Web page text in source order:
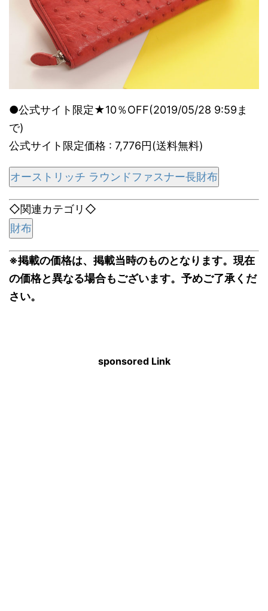
●公式サイト限定★10％OFF(2019/05/28 9:59ま
で)
公式サイト限定価格 : 7,776円(送料無料)
オーストリッチ ラウンドファスナー長財布
◇関連カテゴリ◇
財布
※掲載の価格は、掲載当時のものとなります。現在
の価格と異なる場合もございます。予めご了承くだ
さい。
sponsored Link